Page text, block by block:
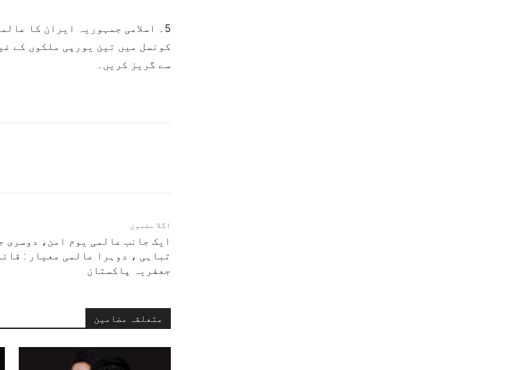
5۔ اسلامی جمہوریہ ایران کا
کونسل میں تین یورپی ملکوں کے
سے گریز کریں۔
اگلا مضمون
ایک جانب عالمی یوم امن، دوسری
تباہی ، دوہرا عالمی معیار :
جعفریہ پاکستان
متعلقہ مضامین